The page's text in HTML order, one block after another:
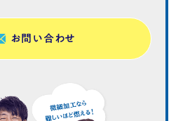
お問い合わせ